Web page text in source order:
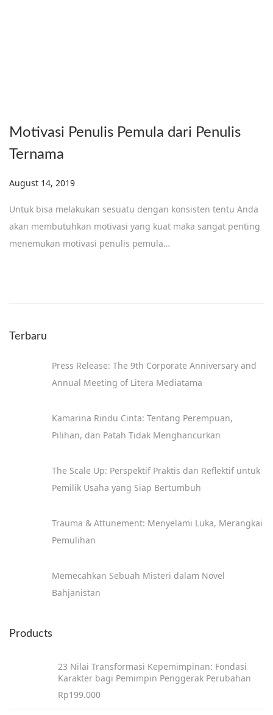
Motivasi Penulis Pemula dari Penulis
Ternama
Posted on
August 14, 2019
2
0
9
Untuk bisa melakukan sesuatu dengan konsisten tentu Anda
akan membutuhkan motivasi yang kuat maka sangat penting
menemukan motivasi penulis pemula…
Terbaru
Press Release: The 9th Corporate Anniversary and
Annual Meeting of Litera Mediatama
Kamarina Rindu Cinta: Tentang Perempuan,
Pilihan, dan Patah Tidak Menghancurkan
The Scale Up: Perspektif Praktis dan Reflektif untuk
Pemilik Usaha yang Siap Bertumbuh
Trauma & Attunement: Menyelami Luka, Merangkai
Pemulihan
Memecahkan Sebuah Misteri dalam Novel
Bahjanistan
Products
23 Nilai Transformasi Kepemimpinan: Fondasi
Karakter bagi Pemimpin Penggerak Perubahan
Rp199.000